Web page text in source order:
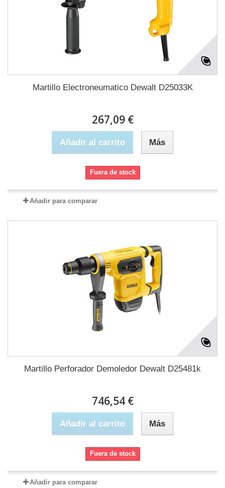
Martillo Electroneumatico Dewalt D25033K
267,09 €
Añadir al carrito Más
Fuera de stock
Añadir para comparar
Martillo Perforador Demoledor Dewalt D25481k
746,54 €
Añadir al carrito Más
Fuera de stock
Añadir para comparar